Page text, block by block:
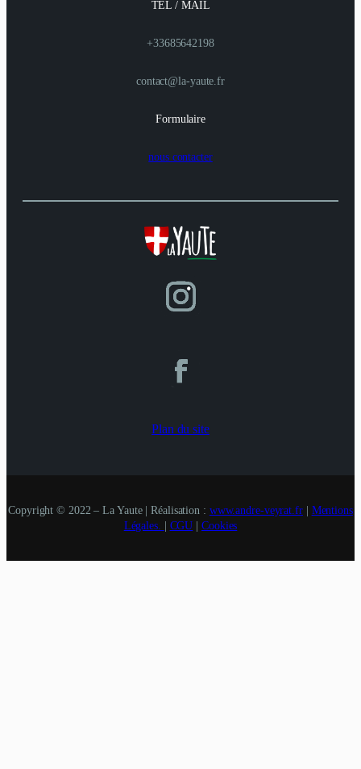
TEL / MAIL
+33685642198
contact@la-yaute.fr
Formulaire
nous contacter
Plan du site
Copyright © 2022 – La Yaute | Réalisation : www.andre-veyrat.fr| Mentions
Légales.
CGU Cookies